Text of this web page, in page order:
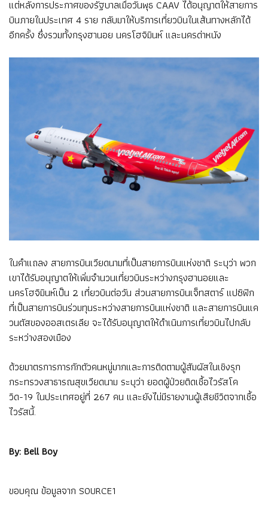
แต่หลังการประกาศของรัฐบาลเมื่อวันพุธ CAAV ได้อนุญาตให้สายการ
บินภายในประเทศ 4 ราย กลับมาให้บริการเที่ยวบินในเส้นทางหลักได้
อีกครั้ง ซึ่งรวมทั้งกรุงฮานอย นครโฮจิมินห์ และนครด่าหนัง
ในคำแถลง สายการบินเวียดนามที่เป็นสายการบินแห่งชาติ ระบุว่า พวก
เขาได้รับอนุญาตให้เพิ่มจำนวนเที่ยวบินระหว่างกรุงฮานอยและ
นครโฮจิมินห์เป็น 2 เที่ยวบินต่อวัน ส่วนสายการบินเจ็ทสตาร์ แปซิฟิก
ที่เป็นสายการบินร่วมทุนระหว่างสายการบินแห่งชาติ และสายการบินแค
วนตัสของออสเตรเลีย จะได้รับอนุญาตให้ดำเนินการเที่ยวบินไปกลับ
ระหว่างสองเมือง
ด้วยมาตรการการกักตัวคนหมู่มากและการติดตามผู้สัมผัสในเชิงรุก
กระทรวงสาธารณสุขเวียดนาม ระบุว่า ยอดผู้ป่วยติดเชื้อไวรัสโค
วิด-19 ในประเทศอยู่ที่ 267 คน และยังไม่มีรายงานผู้เสียชีวิตจากเชื้อ
ไวรัสนี้.
By: Bell Boy
ขอบคุณ ข้อมูลจาก SOURCE1